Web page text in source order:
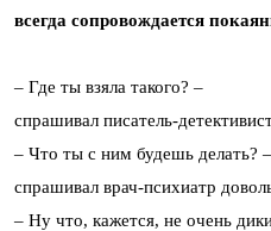
всегда сопровождается
– Где ты взяла такого? –
спрашивал писатель-
– Что ты с ним будешь делать? –
спрашивал врач-психиатр
– Ну что, кажется, не очень